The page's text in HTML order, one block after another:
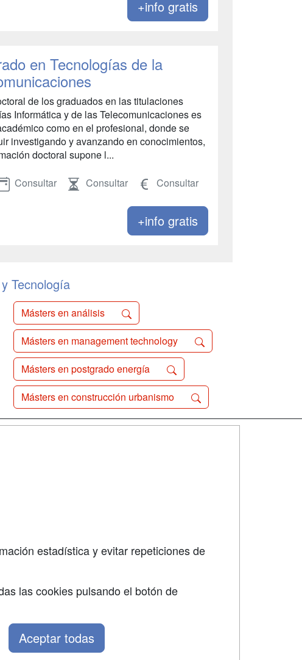
+info gratis
en Tecnologías de la
de los graduados en las titulaciones
Informática y de las Telecomunicaciones es
como en el profesional, donde se
investigando y avanzando en conocimientos,
doctoral supone l...
Consultar Consultar Consultar
+info gratis
Tecnología
Másters en análisis
Másters en management technology
Másters en postgrado energía
Másters en construcción urbanismo
estadística y evitar repeticiones de
las cookies pulsando el botón de
Aceptar todas